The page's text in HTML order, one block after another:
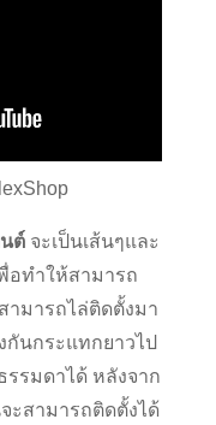
ต์จะเป็นเส้นๆและ
อทำให้สามารถ
มารถไล่ติดตั้งมา
กันกระแทกยาวไป
รมดาได้ หลังจาก
ะสามารถติดตั้งได้